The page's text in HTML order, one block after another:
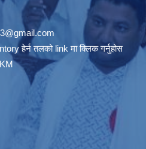
हेर्न तलको link मा क्लिक गर्नुहोस